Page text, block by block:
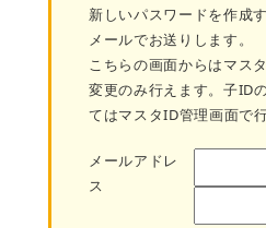
新しいパスワードを作成
メールでお送りします。
こちらの画面からはマス
変更のみ行えます。子ID
てはマスタID管理画面で
メールアドレ
ス